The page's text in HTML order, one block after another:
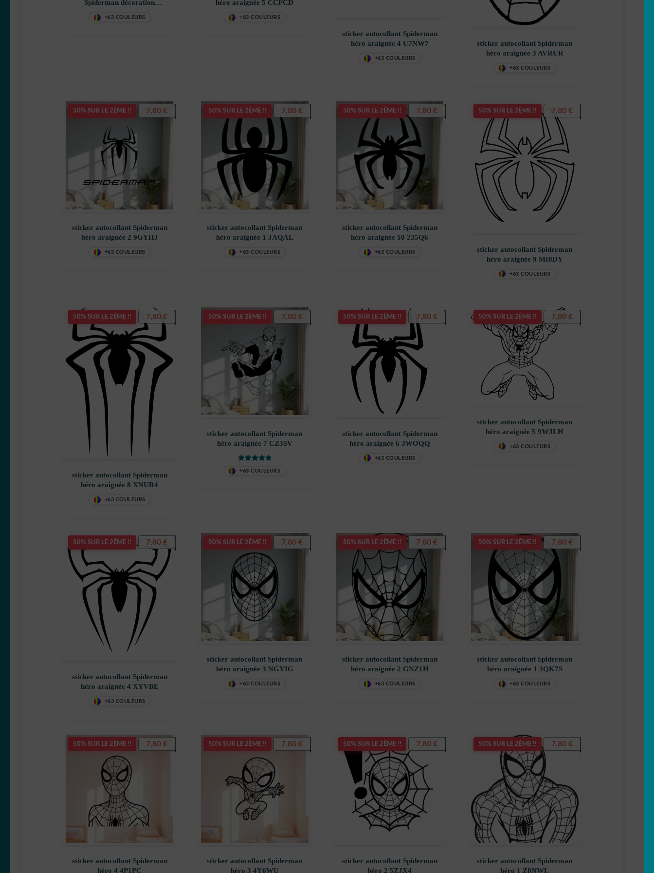
Spiderman décoration
decostickerstore – UOZLRL
+63 COULEURS
héro araignée 5 CCFCD
+63 COULEURS
sticker autocollant Spiderman
héro araignée 4 U7NW7
+63 COULEURS
sticker autocollant Spiderman
héro araignée 3 AVRUR
+63 COULEURS
50% SUR LE 2ÈME !!
sticker autocollant Spiderman
héro araignée 2 9GYHJ
+63 COULEURS
7,80€ 50% SUR LE 2ÈME !!
sticker autocollant Spiderman
héro araignée 1 JAQAL
+63 COULEURS
7,80 € 50% SUR LE 2ÈME !!
sticker autocollant Spiderman
héro araignée 10 235Q6
+63 COULEURS
7,80€ 50% SUR LE 2ÈME !!
sticker autocollant Spiderman
héro araignée 9 MI8DY
+63 COULEURS
7,80 €
50% SUR LE 2ÈME !!
sticker autocollant Spiderman
héro araignée 8 XNUR4
+63 COULEURS
7,80€ 50% SUR LE 2ÈME !!
sticker autocollant Spiderman
héro araignée 7 CZ3SV
+63 COULEURS
7,80 € 50% SUR LE 2ÈME !!
sticker autocollant Spiderman
héro araignée 6 3WOQQ
+63 COULEURS
7,80€ 50% SUR LE 2ÈME !!
sticker autocollant Spiderman
héro araignée 5 9WJLH
+63 COULEURS
7,80 €
50% SUR LE 2ÈME !!
sticker autocollant Spiderman
héro araignée 4 XYVBE
+63 COULEURS
7,80€ 50% SUR LE 2ÈME !!
sticker autocollant Spiderman
héro araignée 3 NGYIG
+63 COULEURS
7,80 € 50% SUR LE 2ÈME !!
sticker autocollant Spiderman
héro araignée 2 GNZ1H
+63 COULEURS
7,80€ 50% SUR LE 2ÈME !!
sticker autocollant Spiderman
héro araignée 1 3QK7S
+63 COULEURS
7,80 €
50% SUR LE 2ÈME !!
sticker autocollant Spiderman
héro 4 4P1PC
7,80€ 50% SUR LE 2ÈME !!
sticker autocollant Spiderman
héro 3 4Y6WU
7,80 € 50% SUR LE 2ÈME !!
sticker autocollant Spiderman
héro 2 5ZJX4
7,80€ 50% SUR LE 2ÈME !!
sticker autocollant Spiderman
héro 1 Z0NWL
7,80 €